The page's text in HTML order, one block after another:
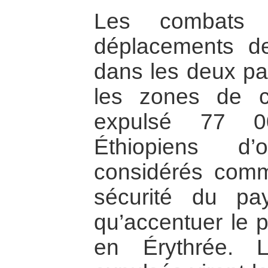
Les
déplacements
dans les deux
les zones de
expulsé 77
Éthiopiens
considérés
sécurité du
qu’accentuer le
en Érythrée.